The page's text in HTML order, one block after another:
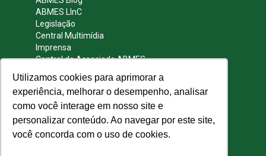
Utilizamos cookies para aprimorar a
experiência, melhorar o desempenho, analisar
como você interage em nosso site e
personalizar conteúdo. Ao navegar por este site,
você concorda com o uso de cookies.
ABMES LInC
Legislação
Central Multimídia
Imprensa
Central do Associado ABMES
REDES SOCIAIS